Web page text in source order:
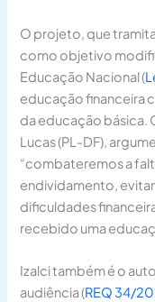
O projeto, que
como objetivo
Educação Nacional (
educação financeira
da educação básica.
Lucas (PL-DF),
“combateremos a
endividamento,
dificuldades
recebido uma
Izalci também é o
audiência (REQ 34/